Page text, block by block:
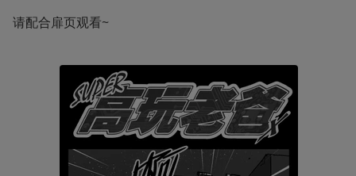
请配合扉页观看~